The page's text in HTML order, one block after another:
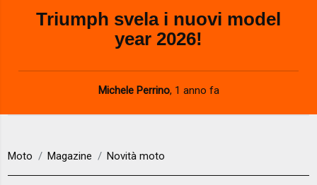
Triumph svela i nuovi model
year 2026!
Michele Perrino, 1 anno fa
Moto Magazine Novità moto